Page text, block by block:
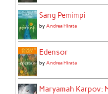
Sang Pemimpi
by Andrea Hirata
Edensor
by Andrea Hirata
Maryamah Karpov: